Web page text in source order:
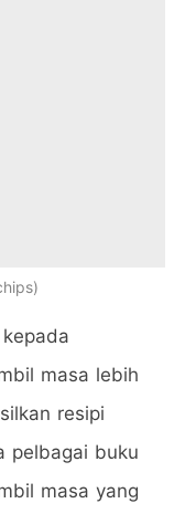
masa lebih
resipi
pelbagai buku
masa yang